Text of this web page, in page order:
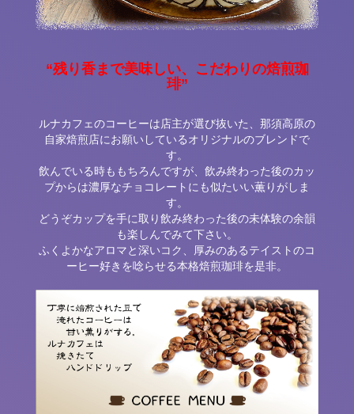
“残り香まで美味しい、こだわりの焙煎珈
琲”
ルナカフェのコーヒーは店主が選び抜いた、那須高原の
自家焙煎店にお願いしているオリジナルのブレンドで
す。
飲んでいる時ももちろんですが、飲み終わった後のカッ
プからは濃厚なチョコレートにも似たいい薫りがしま
す。
どうぞカップを手に取り飲み終わった後の未体験の余韻
も楽しんでみて下さい。
ふくよかなアロマと深いコク、厚みのあるテイストのコ
ーヒー好きを唸らせる本格焙煎珈琲を是非。